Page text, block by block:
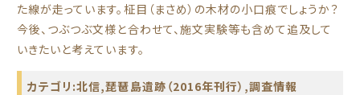
た線が走っています。柾目（まさめ）の木材の小口痕でしょうか？
今後、つぶつぶ文様と合わせて、施文実験等も含めて追及して
いきたいと考えています。
カテゴリ:北信,琵琶島遺跡（2016年刊行） ,調査情報